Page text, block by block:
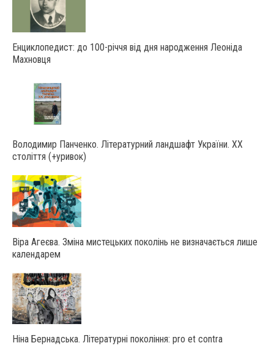
Енциклопедист: до 100-річчя від дня народження Леоніда
Махновця
Володимир Панченко. Літературний ландшафт України. ХХ
століття (+уривок)
Віра Агеєва. Зміна мистецьких поколінь не визначається лише
календарем
Ніна Бернадська. Літературні покоління: pro et contra